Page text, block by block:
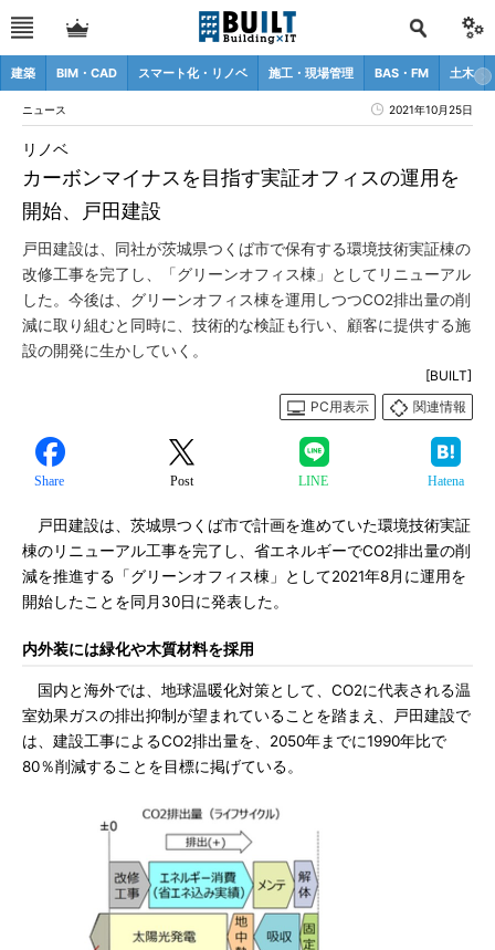
建築 BIM・CAD スマート化・リノベ 施工・現場管理 BAS・FM 土木
ニュース 2021年10月25日
カーボンマイナスを目指す実証オフィスの運用を
開始、戸田建設
リノベ
戸田建設は、同社が茨城県つくば市で保有する環境技術実証棟の
改修工事を完了し、「グリーンオフィス棟」としてリニューアル
した。今後は、グリーンオフィス棟を運用しつつCO2排出量の削
減に取り組むと同時に、技術的な検証も行い、顧客に提供する施
設の開発に生かしていく。
[BUILT]
PC用表示
関連情報
Share Post LINE Hatena
戸田建設は、茨城県つくば市で計画を進めていた環境技術実証
棟のリニューアル工事を完了し、省エネルギーでCO2排出量の削
減を推進する「グリーンオフィス棟」として2021年8月に運用を
開始したことを同月30日に発表した。
内外装には緑化や木質材料を採用
国内と海外では、地球温暖化対策として、CO2に代表される温
室効果ガスの排出抑制が望まれていることを踏まえ、戸田建設で
は、建設工事によるCO2排出量を、2050年までに1990年比で
80％削減することを目標に掲げている。